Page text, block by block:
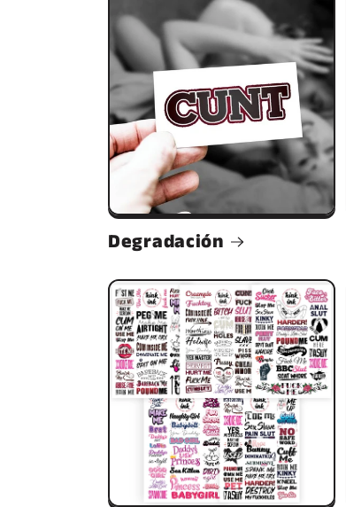
Degradación